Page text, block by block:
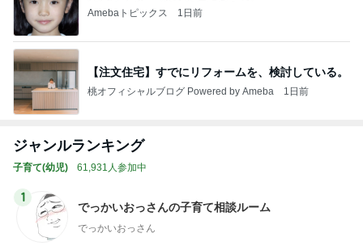
Amebaトピックス 1日前
【注文住宅】すでにリフォームを、検討している。
桃オフィシャルブログ Powered by Ameba 1日前
ジャンルランキング
子育て(幼児) 61,931人参加中
1
でっかいおっさんの子育て相談ルーム
でっかいおっさん